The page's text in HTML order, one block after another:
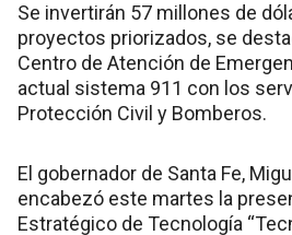
Se invertirán 57 millones de
proyectos priorizados, se
Centro de Atención de
actual sistema 911 con los
Protección Civil y Bomberos.
El gobernador de Santa Fe,
encabezó este martes la
Estratégico de Tecnología